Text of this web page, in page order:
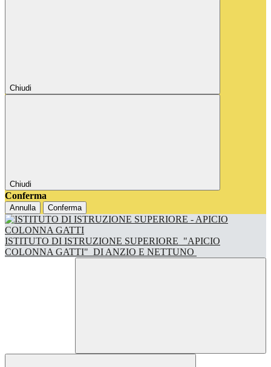
Chiudi
Chiudi
Conferma
Annulla Conferma
ISTITUTO DI ISTRUZIONE SUPERIORE "APICIO
COLONNA GATTI" DI ANZIO E NETTUNO